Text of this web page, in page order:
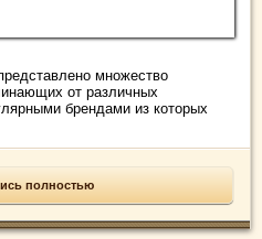
множество
от различных
брендами из которых
полностью